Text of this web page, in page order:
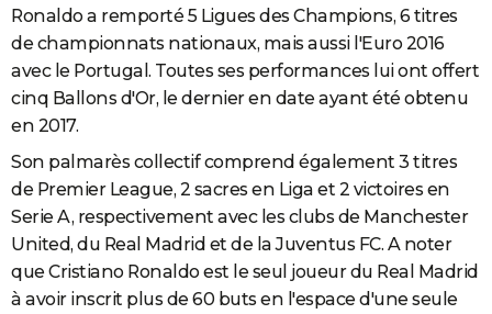
Ronaldo a remporté 5 Ligues des Champions, 6 titres
de championnats nationaux, mais aussi l'Euro 2016
avec le Portugal. Toutes ses performances lui ont offert
cinq Ballons d'Or, le dernier en date ayant été obtenu
en 2017.
Son palmarès collectif comprend également 3 titres
de Premier League, 2 sacres en Liga et 2 victoires en
Serie A, respectivement avec les clubs de Manchester
United, du Real Madrid et de la Juventus FC. A noter
que Cristiano Ronaldo est le seul joueur du Real Madrid
à avoir inscrit plus de 60 buts en l'espace d'une seule